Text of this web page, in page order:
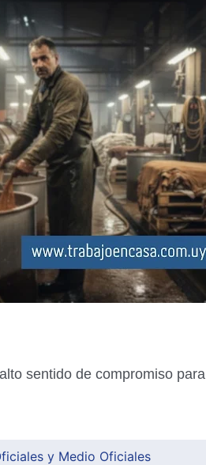
sentido de compromiso para
y Medio Oficiales